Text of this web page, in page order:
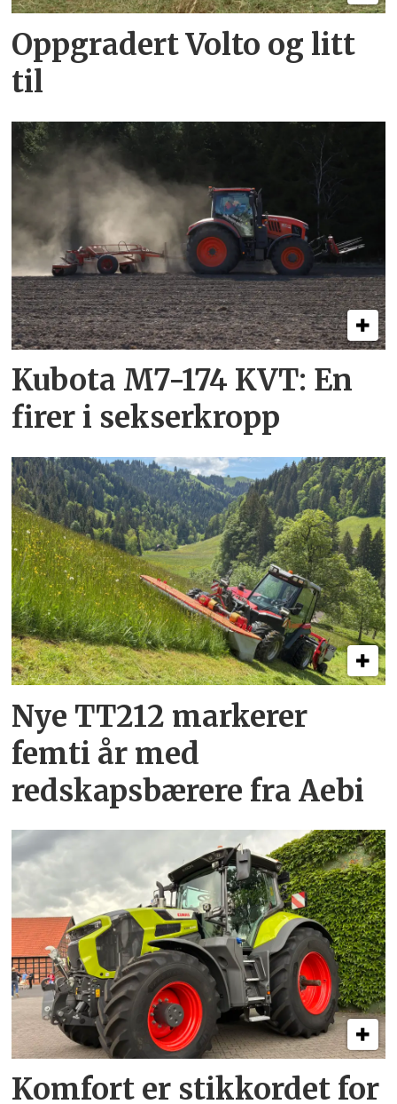
Oppgradert Volto og litt
til
Kubota M7-174 KVT: En
firer i sekserkropp
Nye TT212 markerer
femti år­ med
redskapsbærere fra Aebi
Komfort er stikkordet for